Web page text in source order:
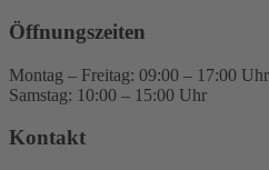
Öffnungszeiten
Montag – Freitag: 09:00 – 17:00 Uhr
Samstag: 10:00 – 15:00 Uhr
Kontakt